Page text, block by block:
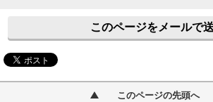
このページをメールで
このページの先頭へ